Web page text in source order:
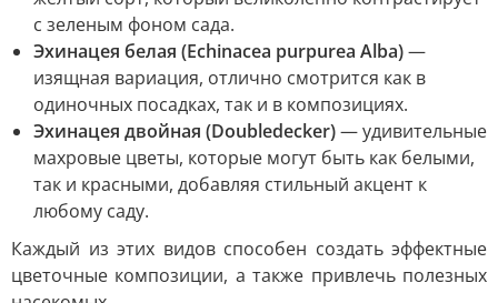
с зеленым фоном сада.
Эхинацея белая (Echinacea purpurea Alba)—
изящная вариация, отлично смотрится как в
одиночных посадках, так и в композициях.
Эхинацея двойная (Doubledecker)— удивительные
махровые цветы, которые могут быть как белыми,
так и красными, добавляя стильный акцент к
любому саду.
Каждый из этих видов способен создать эффектные
цветочные композиции, а также привлечь полезных